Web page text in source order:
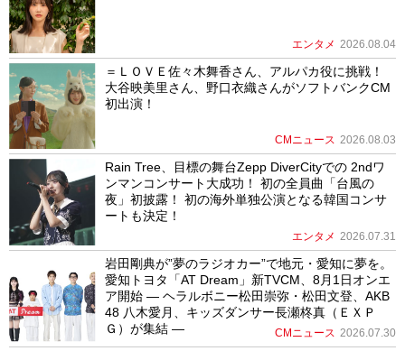
エンタメ 2026.08.04
＝ＬＯＶＥ佐々木舞香さん、アルパカ役に挑戦！
大谷映美里さん、野口衣織さんがソフトバンクCM
初出演！
CMニュース 2026.08.03
Rain Tree、目標の舞台Zepp DiverCityでの 2ndワ
ンマンコンサート大成功！ 初の全員曲「台風の
夜」初披露！ 初の海外単独公演となる韓国コンサ
ートも決定！
エンタメ 2026.07.31
岩田剛典が”夢のラジオカー”で地元・愛知に夢を。
愛知トヨタ「AT Dream」新TVCM、8月1日オンエ
ア開始 ― ヘラルボニー松田崇弥・松田文登、AKB
48 八木愛月、キッズダンサー長瀬柊真（ＥＸＰ
Ｇ）が集結 ―
CMニュース 2026.07.30